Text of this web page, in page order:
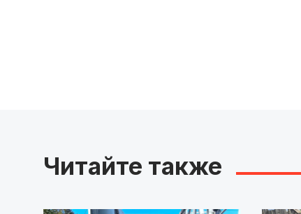
Читайте также